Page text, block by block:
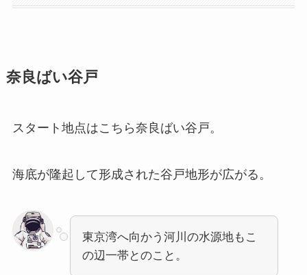
奈良ばい谷戸
スタート地点はこちら奈良ばい谷戸。
海底が隆起して形成された谷戸地形が広がる。
東京湾へ向かう河川の水源地もこ
の辺一帯とのこと。